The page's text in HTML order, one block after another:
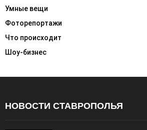
Умные вещи
Фоторепортажи
Что происходит
Шоу-бизнес
НОВОСТИ СТАВРОПОЛЬЯ